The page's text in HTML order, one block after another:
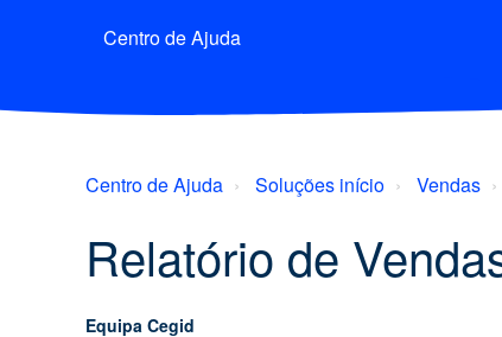
Centro de Ajuda
Centro de Ajuda Soluções início Vendas
Relatório de
Equipa Cegid